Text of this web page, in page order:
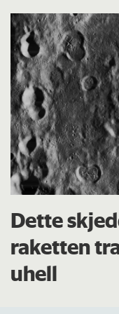
Dette
raketten
uhell